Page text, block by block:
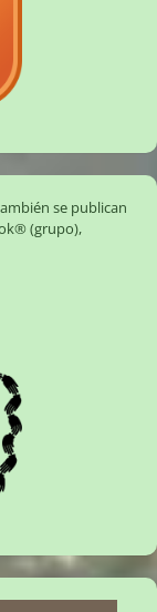
se publican
(grupo),